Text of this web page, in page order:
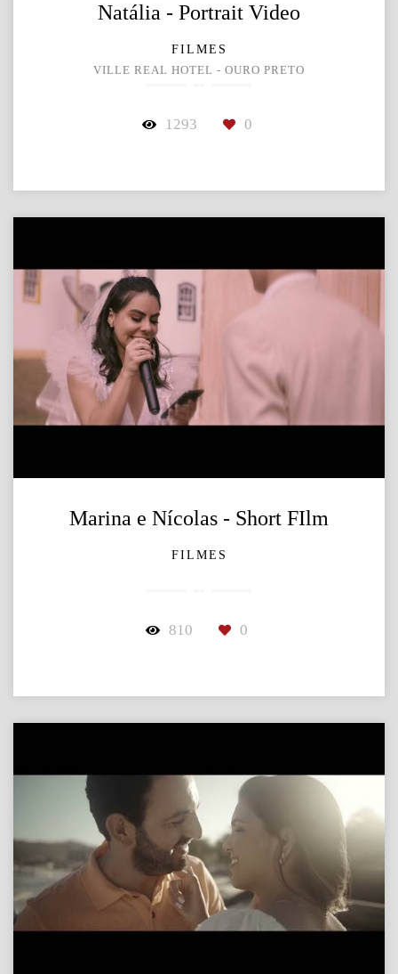
Natália - Portrait Video
FILMES
VILLE REAL HOTEL - OURO PRETO
1293 0
Marina e Nícolas - Short FIlm
FILMES
810 0